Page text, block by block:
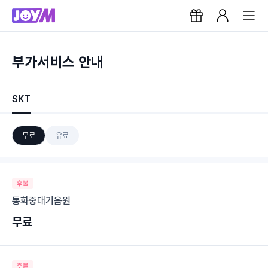
부가서비스 안내
SKT
무료 유료
후불
통화중대기음원
무료
후불